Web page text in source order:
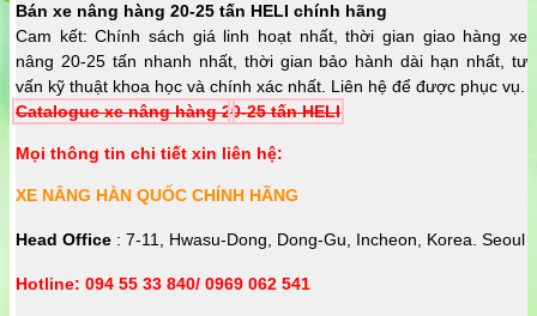
Bán xe nâng hàng 20-25 tấn HELI chính hãng
Cam kết: Chính sách giá linh hoạt nhất, thời gian giao hàng xe
nâng 20-25 tấn nhanh nhất, thời gian bảo hành dài hạn nhất, tư
vấn kỹ thuật khoa học và chính xác nhất. Liên hệ để được phục vụ.
Catalogue xe nâng hàng 20-25 tấn HELI
Mọi thông tin chi tiết xin liên hệ:
XE NÂNG HÀN QUỐC CHÍNH HÃNG
Head Office : 7-11, Hwasu-Dong, Dong-Gu, Incheon, Korea. Seoul
Hotline: 094 55 33 840/ 0969 062 541